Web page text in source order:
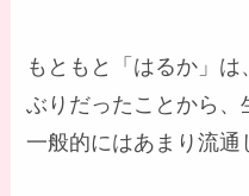
もともと「はるか」
ぶりだったことから、
一般的にはあまり流通